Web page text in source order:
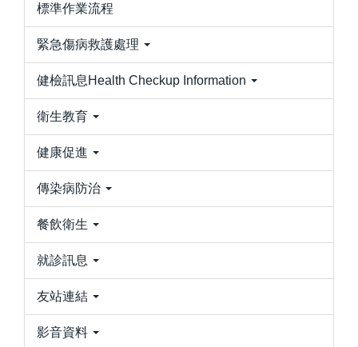
標準作業流程
緊急傷病救護處理
健檢訊息Health Checkup Information
衛生教育
健康促進
傳染病防治
餐飲衛生
就診訊息
友站連結
影音資料